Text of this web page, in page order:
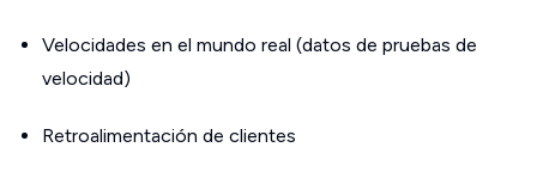
Velocidades en el mundo real (datos de pruebas de
velocidad)
Retroalimentación de clientes